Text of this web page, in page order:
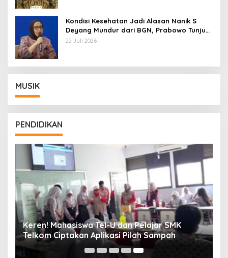
Kondisi Kesehatan Jadi Alasan Nanik S
Deyang Mundur dari BGN, Prabowo Tunjuk
Wamentan Sudaryono
22 Juli 2026
MUSIK
PENDIDIKAN
Keren! Mahasiswa Tel-U dan Pelajar SMK
Telkom Ciptakan Aplikasi Pilah Sampah